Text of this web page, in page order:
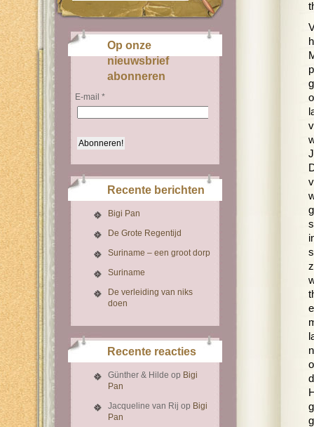
Op onze
nieuwsbrief
abonneren
E-mail *
Recente berichten
Bigi Pan
De Grote Regentijd
Suriname – een groot dorp
Suriname
De verleiding van niks
doen
Recente reacties
Günther & Hilde op Bigi
Pan
Jacqueline van Rij op Bigi
Pan